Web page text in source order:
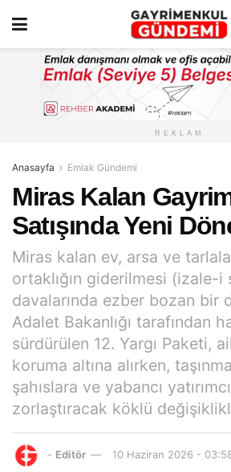
REKLAM
Anasayfa Emlak Gündemi
Miras Kalan
Satışında Yeni
Miras kalan ev, arsa ve
ortaklığın giderilmesi (izale-i
davalarında ezber bozan bir
Adalet Bakanlığı tarafından
sürdürülen 12. Yargı Paketi,
koruma altına alırken,
şahıslara ve yabancı
zorlaştıracak köklü
- Editör 10 Haziran 2026 -